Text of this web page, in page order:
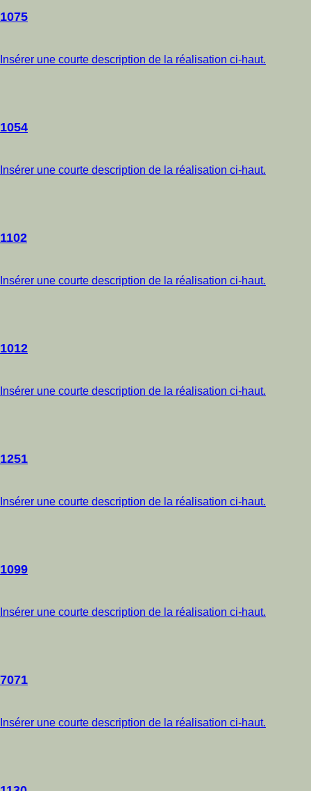
1075
Insérer une courte description de la réalisation ci-haut.
1054
Insérer une courte description de la réalisation ci-haut.
1102
Insérer une courte description de la réalisation ci-haut.
1012
Insérer une courte description de la réalisation ci-haut.
1251
Insérer une courte description de la réalisation ci-haut.
1099
Insérer une courte description de la réalisation ci-haut.
7071
Insérer une courte description de la réalisation ci-haut.